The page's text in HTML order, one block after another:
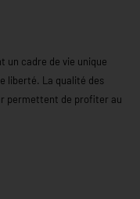
un cadre de vie unique
liberté. La qualité des
permettent de profiter au